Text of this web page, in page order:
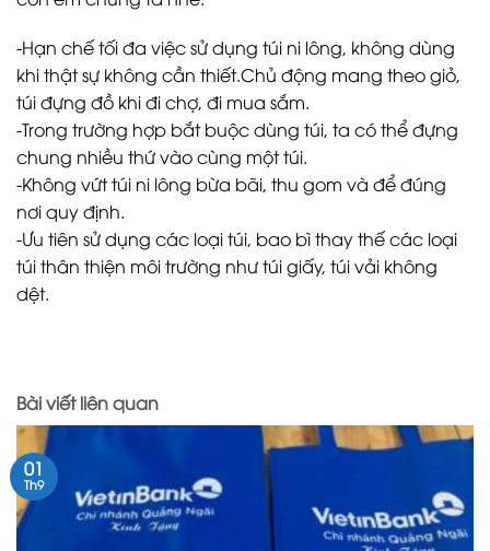
-Hạn chế tối đa việc sử dụng túi ni lông, không dùng
khi thật sự không cần thiết.Chủ động mang theo giỏ,
túi đựng đồ khi đi chợ, đi mua sắm.
-Trong trường hợp bắt buộc dùng túi, ta có thể đựng
chung nhiều thứ vào cùng một túi.
-Không vứt túi ni lông bừa bãi, thu gom và để đúng
nơi quy định.
-Ưu tiên sử dụng các loại túi, bao bì thay thế các loại
túi thân thiện môi trường như túi giấy, túi vải không
dệt.
Bài viết liên quan
01
Th9